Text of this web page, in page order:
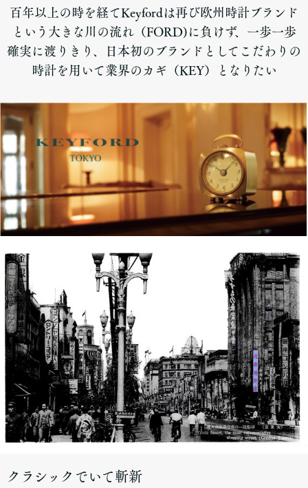
百年以上の時を経てKeyfordは再び欧州時計ブランド
という大きな川の流れ（FORD)に負けず、一歩一歩
確実に渡りきり、日本初のブランドとしてこだわりの
時計を用いて業界のカギ（KEY）となりたい
クラシックでいて斬新